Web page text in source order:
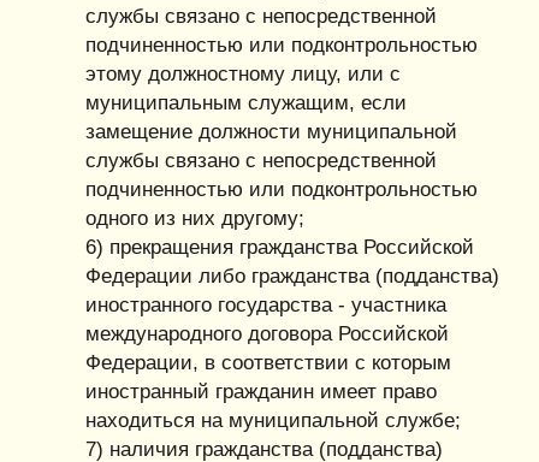
службы связано с непосредственной
подчиненностью или подконтрольностью
этому должностному лицу, или с
муниципальным служащим, если
замещение должности муниципальной
службы связано с непосредственной
подчиненностью или подконтрольностью
одного из них другому;
6) прекращения гражданства Российской
Федерации либо гражданства (подданства)
иностранного государства - участника
международного договора Российской
Федерации, в соответствии с которым
иностранный гражданин имеет право
находиться на муниципальной службе;
7) наличия гражданства (подданства)